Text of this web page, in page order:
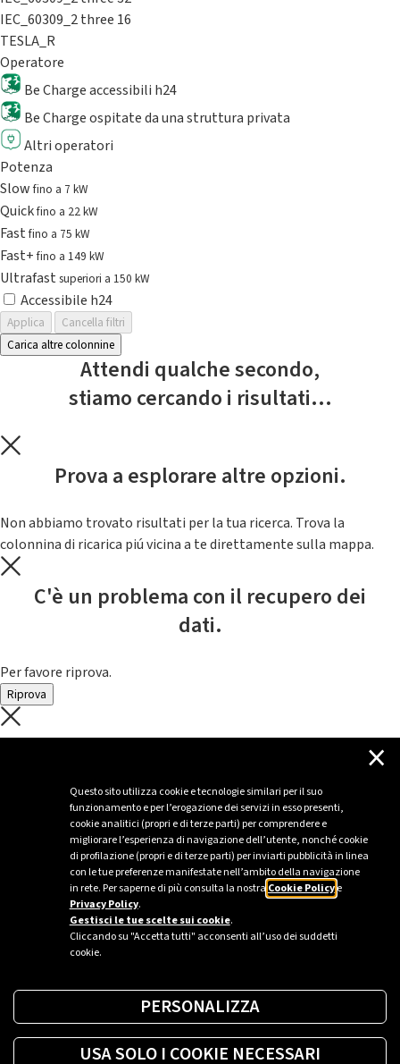
Questo sito utilizza cookie e tecnologie similari per il suo
funzionamento e per l’erogazione dei servizi in esso presenti,
cookie analitici (propri e di terze parti) per comprendere e
migliorare l’esperienza di navigazione dell’utente, nonché cookie
di profilazione (propri e di terze parti) per inviarti pubblicità in linea
con le tue preferenze manifestate nell’ambito della navigazione
in rete. Per saperne di più consulta la nostra Cookie Policye
Privacy Policy.
Gestisci le tue scelte sui cookie.
Cliccando su "Accetta tutti" acconsenti all’uso dei suddetti
cookie.
×
PERSONALIZZA
USA SOLO I COOKIE NECESSARI
IEC_60309_2 three 16
TESLA_R
Operatore
Be Charge accessibili h24
Be Charge ospitate da una struttura privata
Altri operatori
Potenza
Slowfino a 7 kW
Quickfino a 22 kW
Fastfino a 75 kW
Fast+fino a 149 kW
Ultrafast superiori a 150 kW
Accessibile h24
Applica
Cancella filtri
Carica altre colonnine
Attendi qualche secondo,
stiamo cercando i risultati...
Prova a esplorare altre opzioni.
Non abbiamo trovato risultati per la tua ricerca. Trova la
colonnina di ricarica piú vicina a te direttamente sulla mappa.
C'è un problema con il recupero dei
dati.
Per favore riprova.
Riprova
C'è un problema con il recupero dei
Per favore riprova piú tardi
Sei un’azienda o una PA?
Trova la soluzione più giusta per te.
Richiedi una colonnina